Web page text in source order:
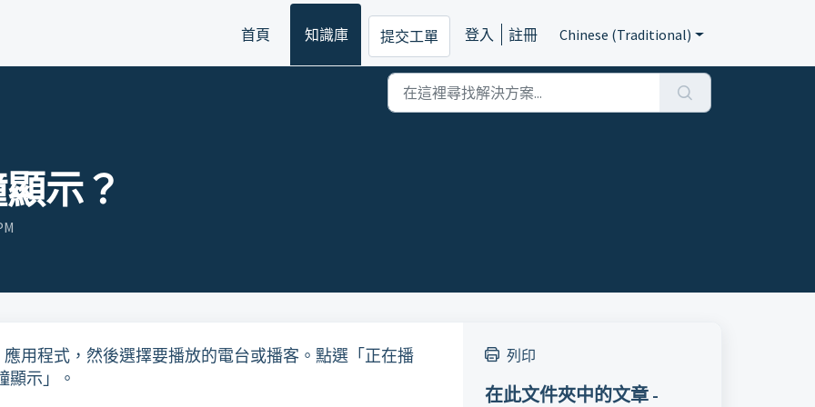
首頁 知識庫 提交工單 登入 註冊 Chinese (Traditional)
示？
應用程式，然後選擇要播放的電台或播客。點選「正在播
顯示」。
列印
在此文件夾中的文章 -